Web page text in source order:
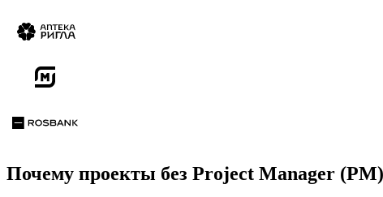
Почему проекты без Project Manager